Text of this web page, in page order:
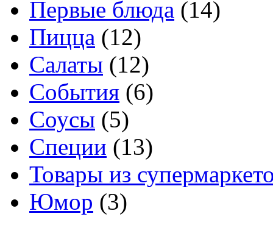
Первые блюда (14)
Пицца (12)
Салаты (12)
События (6)
Соусы (5)
Специи (13)
Товары из
Юмор (3)